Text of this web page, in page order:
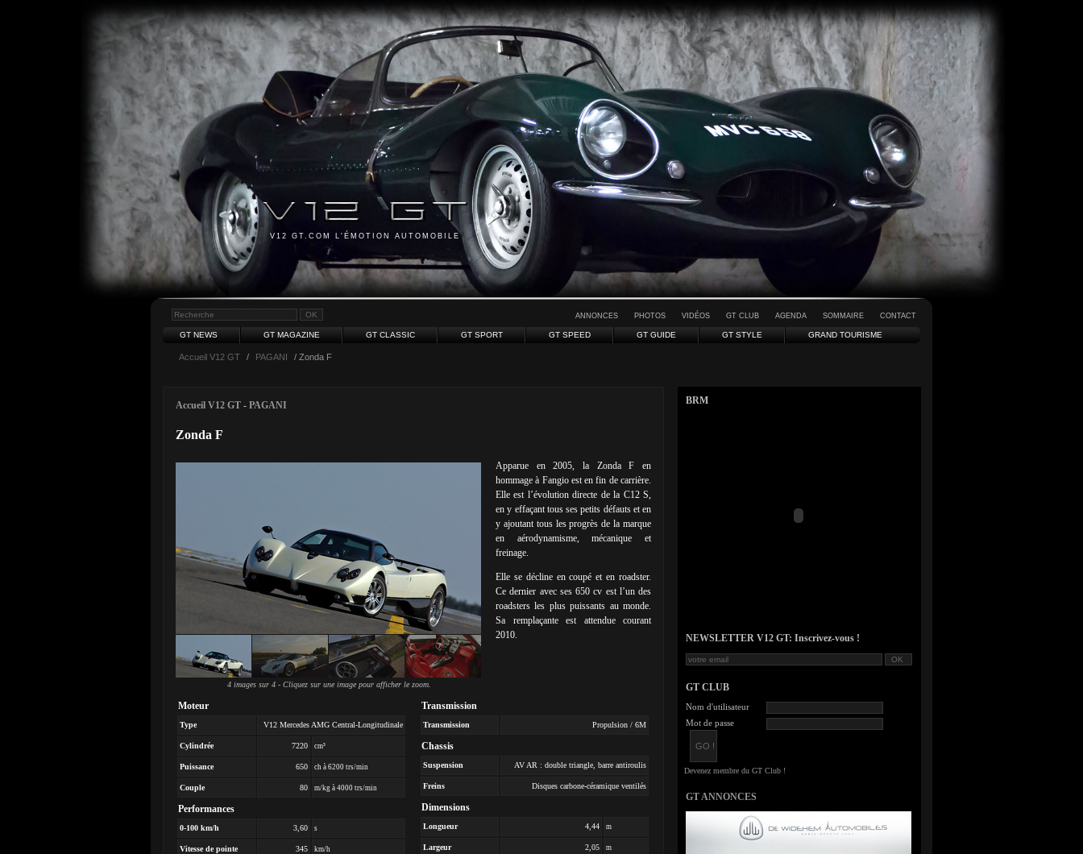
V12 GT.COM L'ÉMOTION AUTOMOBILE
ANNONCES PHOTOS VIDÉOS GT CLUB AGENDA SOMMAIRE CONTACT
GT NEWS GT MAGAZINE GT CLASSIC GT SPORT GT SPEED GT GUIDE GT STYLE GRAND TOURISME
Accueil V12 GT / PAGANI / Zonda F
Accueil V12 GT - PAGANI
Zonda F
4 images sur 4 - Cliquez sur une image pour afficher le zoom.
Apparue en 2005, la Zonda F en
hommage à Fangio est en fin de carrière.
Elle est l’évolution directe de la C12 S,
en y effaçant tous ses petits défauts et en
y ajoutant tous les progrès de la marque
en aérodynamisme, mécanique et
freinage.
Elle se décline en coupé et en roadster.
Ce dernier avec ses 650 cv est l’un des
roadsters les plus puissants au monde.
Sa remplaçante est attendue courant
2010.
Moteur
Type V12 Mercedes AMG Central-Longitudinale
Cylindrée 7220 cm³
Puissance 650 ch à 6200 trs/min
Couple 80 m/kg à 4000 trs/min
Performances
0-100 km/h 3,60 s
Vitesse de pointe 345 km/h
Transmission
Transmission Propulsion / 6M
Chassis
Suspension AV AR : double triangle, barre antiroulis
Freins Disques carbone-céramique ventilés
Dimensions
Longueur 4,44 m
Largeur 2,05 m
BRM
NEWSLETTER V12 GT: Inscrivez-vous !
GT CLUB
Nom d'utilisateur
Mot de passe
GT ANNONCES